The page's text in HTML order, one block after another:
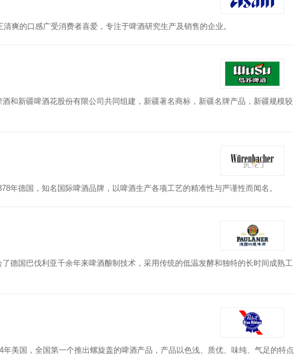
爽的口感广受消费者喜爱，专注于啤酒研究生产及销售的企业。
和新疆啤酒花股份有限公司共同组建，新疆著名商标，新疆名牌产品，新疆规模较
年德国，知名国际啤酒品牌，以啤酒生产各项工艺的精准性与严谨性而闻名。
德国巴伐利亚千余年来啤酒酿制技术，采用传统的低温发酵和独特的长时间成熟工
美国，全国第一个推出螺旋盖的啤酒产品，产品以色浅、质优、味纯、气足的特点